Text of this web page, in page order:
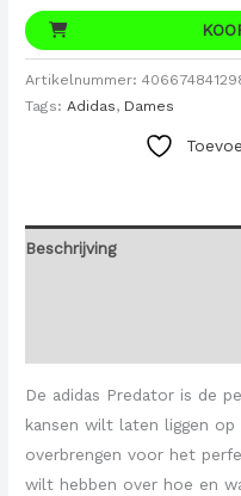
Artikelnummer:
Tags: Adidas, Dames
Beschrijving
De adidas Predator is de
kansen wilt laten liggen
overbrengen voor het
wilt hebben over hoe en